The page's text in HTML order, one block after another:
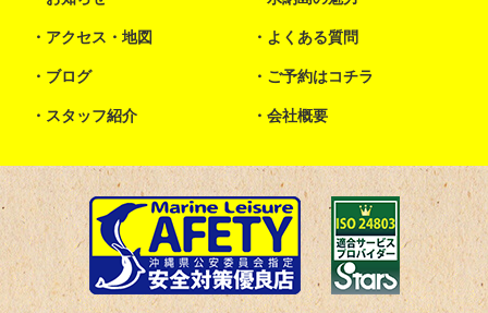
アクセス・地図 よくある質問
ブログ ご予約はコチラ
スタッフ紹介 会社概要